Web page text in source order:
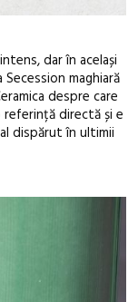
dar în același
maghiară
despre care
directă și e
dispărut în ultimii